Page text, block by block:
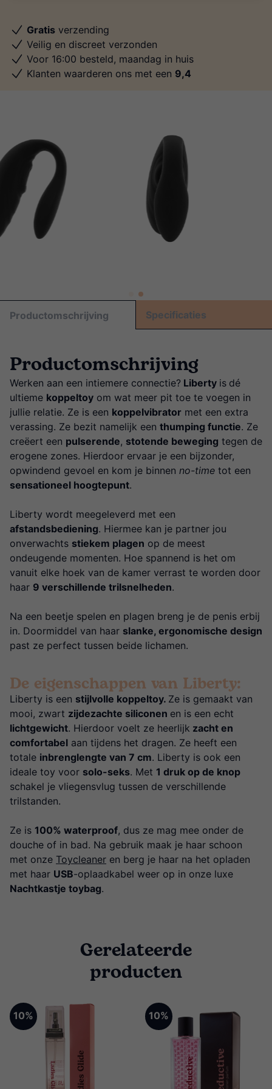
Gratis verzending
Veilig en discreet verzonden
Voor 16:00 besteld, maandag in huis
Klanten waarderen ons met een 9,4
Productomschrijving Specificaties
Productomschrijving
Werken aan een intiemere connectie? Liberty is dé
ultieme koppeltoy om wat meer pit toe te voegen in
jullie relatie. Ze is een koppelvibrator met een extra
verassing. Ze bezit namelijk een thumping functie. Ze
creëert een pulserende, stotende beweging tegen de
erogene zones. Hierdoor ervaar je een bijzonder,
opwindend gevoel en kom je binnen no-time tot een
sensationeel hoogtepunt.
Liberty wordt meegeleverd met een
afstandsbediening. Hiermee kan je partner jou
onverwachts stiekem plagen op de meest
ondeugende momenten. Hoe spannend is het om
vanuit elke hoek van de kamer verrast te worden door
haar 9 verschillende trilsnelheden.
Na een beetje spelen en plagen breng je de penis erbij
in. Doormiddel van haar slanke, ergonomische design
past ze perfect tussen beide lichamen.
De eigenschappen van Liberty:
Liberty is een stijlvolle koppeltoy. Ze is gemaakt van
mooi, zwart zijdezachte siliconen en is een echt
lichtgewicht. Hierdoor voelt ze heerlijk zacht en
comfortabel aan tijdens het dragen. Ze heeft een
totale inbrenglengte van 7 cm. Liberty is ook een
ideale toy voor solo-seks. Met 1 druk op de knop
schakel je vliegensvlug tussen de verschillende
trilstanden.
Ze is 100% waterproof, dus ze mag mee onder de
douche of in bad. Na gebruik maak je haar schoon
met onze Toycleaner en berg je haar na het opladen
met haar USB-oplaadkabel weer op in onze luxe
Nachtkastje toybag.
Gerelateerde
producten
10% 10%